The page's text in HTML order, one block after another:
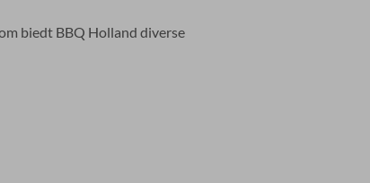
biedt BBQ Holland diverse